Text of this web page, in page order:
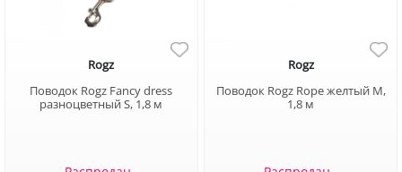
Rogz
Поводок Rogz Fancy dress
разноцветный S, 1,8 м
Rogz
Поводок Rogz Rope желтый М,
1,8 м